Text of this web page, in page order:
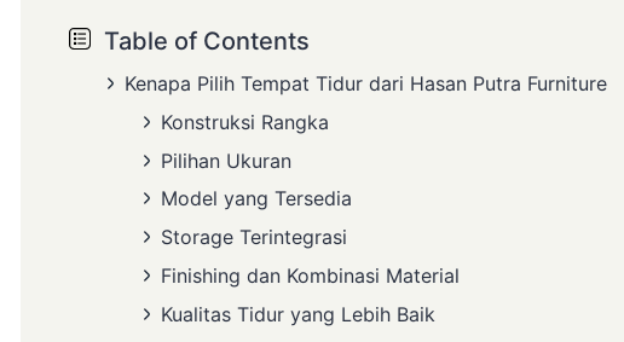
Table of Contents
Kenapa Pilih Tempat Tidur dari Hasan Putra Furniture
Konstruksi Rangka
Pilihan Ukuran
Model yang Tersedia
Storage Terintegrasi
Finishing dan Kombinasi Material
Kualitas Tidur yang Lebih Baik